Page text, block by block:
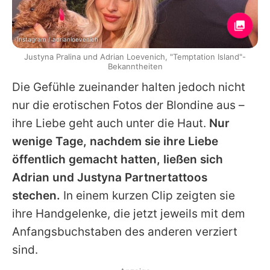
Die Gefühle zueinander halten jedoch nicht
nur die erotischen Fotos der Blondine aus –
ihre Liebe geht auch unter die Haut. Nur
wenige Tage, nachdem sie ihre Liebe
öffentlich gemacht hatten, ließen sich
Adrian und Justyna Partnertattoos
stechen. In einem kurzen Clip zeigten sie
ihre Handgelenke, die jetzt jeweils mit dem
Anfangsbuchstaben des anderen verziert
sind.
Instagram / adrianloevenich
Justyna Pralina und Adrian Loevenich, "Temptation Island"-
Bekanntheiten